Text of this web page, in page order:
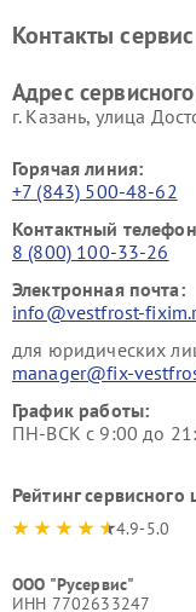
Vestfrost
Контакты
Адрес
г. Казань, улица
Горячая линия:
+7 (843) 500-48-62
Контактный
8 (800) 100-33-26
Электронная почта:
info@vestfrost-
для юридических
manager@fix-
График работы:
ПН-ВСК с 9:00 до
Рейтинг сервисного
4.9-5.0
ООО "Русервис"
ИНН 7702633247